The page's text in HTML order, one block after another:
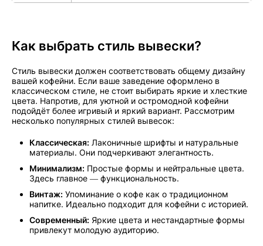
Как выбрать стиль вывески?
Стиль вывески должен соответствовать общему дизайну
вашей кофейни. Если ваше заведение оформлено в
классическом стиле, не стоит выбирать яркие и хлесткие
цвета. Напротив, для уютной и остромодной кофейни
подойдёт более игривый и яркий вариант. Рассмотрим
несколько популярных стилей вывесок:
Классическая: Лаконичные шрифты и натуральные
материалы. Они подчеркивают элегантность.
Минимализм: Простые формы и нейтральные цвета.
Здесь главное — функциональность.
Винтаж: Упоминание о кофе как о традиционном
напитке. Идеально подходит для кофейни с историей.
Современный: Яркие цвета и нестандартные формы
привлекут молодую аудиторию.